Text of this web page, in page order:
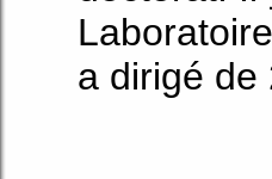
a dirigé de